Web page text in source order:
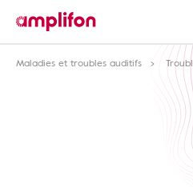
Maladies et troubles auditifs